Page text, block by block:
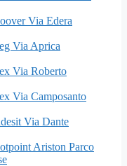
Via Edera
Via Aprica
Via Roberto
Via Camposanto
Via Dante
Ariston Parco